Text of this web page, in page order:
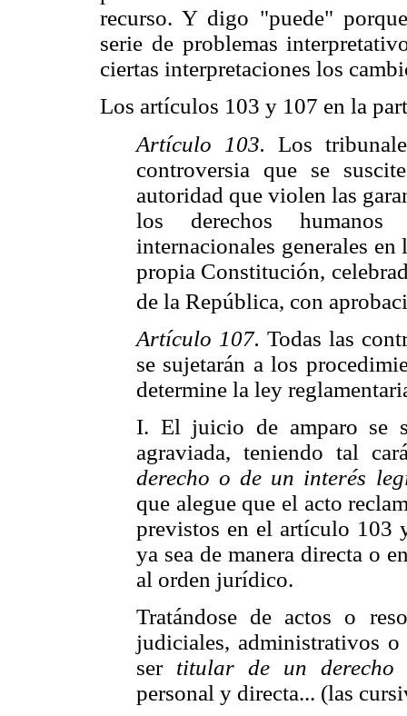
recurso. Y digo "puede"
serie de problemas
ciertas interpretaciones los
Los artículos 103 y 107 en la
Artículo 103. Los
controversia que se
autoridad que violen las
los derechos
internacionales generales
propia Constitución,
de la República, con
Artículo 107. Todas las
se sujetarán a los
determine la ley
I. El juicio de amparo se
agraviada, teniendo tal
derecho o de un interés
que alegue que el acto
previstos en el artículo 103
ya sea de manera directa o
al orden jurídico.
Tratándose de actos o
judiciales, administrativos
ser titular de un derecho
personal y directa... (las